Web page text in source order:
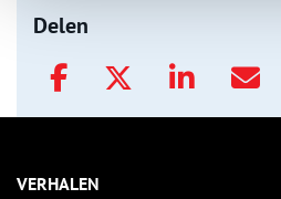
Delen
VERHALEN